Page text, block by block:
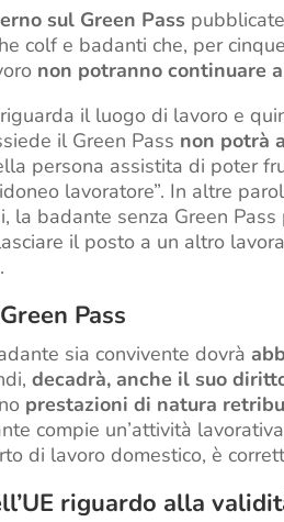
sul Green Pass
colf e badanti che, per
non potranno continuare
il luogo di lavoro e
il Green Pass non potrà
persona assistita di poter
lavoratore”. In altre
la badante senza Green
il posto a un altro
Pass
sia convivente dovrà
decadrà, anche il suo
prestazioni di natura
compie un’attività
di lavoro domestico, è
riguardo alla